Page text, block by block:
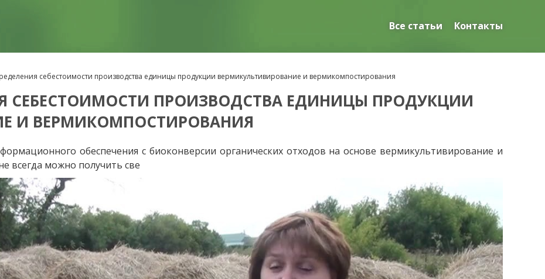
Все статьи Контакты
себестоимости производства единицы продукции вермикультивирование и вермикомпостирования
СЕБЕСТОИМОСТИ ПРОИЗВОДСТВА ЕДИНИЦЫ ПРОДУКЦИИ
И ВЕРМИКОМПОСТИРОВАНИЯ
обеспечения с биоконверсии органических отходов на основе вермикультивирование и
всегда можно получить све